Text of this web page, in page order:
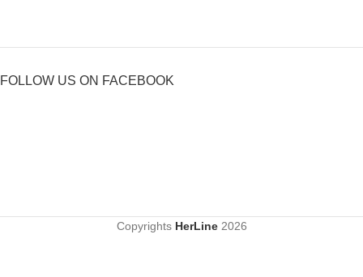
FOLLOW US ON FACEBOOK
Copyrights HerLine 2026